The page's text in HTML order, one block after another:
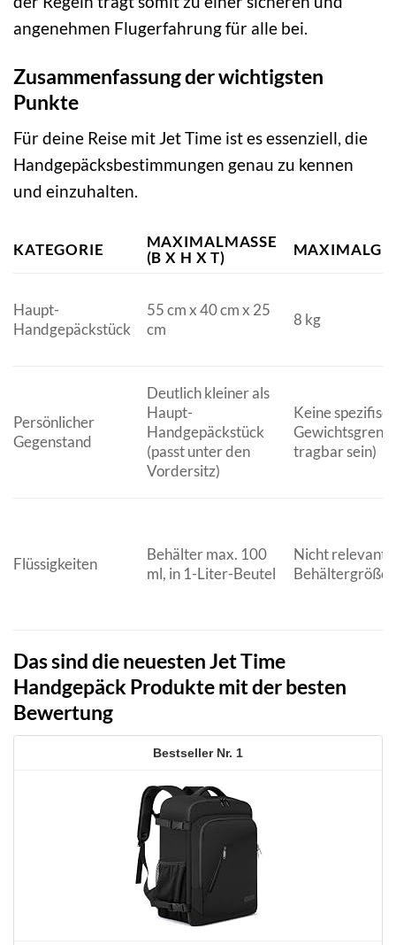
angenehmen Flugerfahrung für alle bei.
Zusammenfassung der wichtigsten
Punkte
Für deine Reise mit Jet Time ist es essenziell, die
Handgepäcksbestimmungen genau zu kennen
und einzuhalten.
KATEGORIE
MAXIMALMASSE (
B X H X T)
Haupt-
Handgepäckstück
55 cm x 40 cm x 25
cm
8 kg
Persönlicher
Gegenstand
Deutlich kleiner als
Haupt-
Handgepäckstück
(passt unter den
Vordersitz)
Keine
tragbar sein)
Flüssigkeiten
Behälter max. 100
ml, in 1-Liter-Beutel
Nicht relevant
Behältergröße
Das sind die neuesten Jet Time
Handgepäck Produkte mit der besten
Bewertung
1